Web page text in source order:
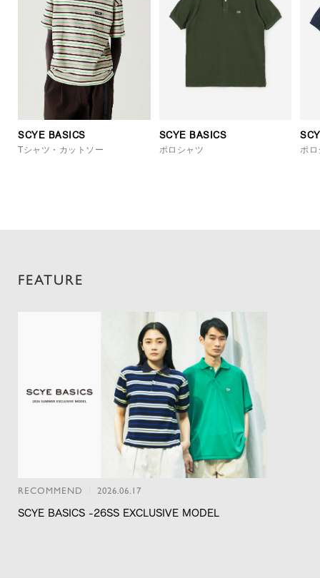
SCYE BASICS
Tシャツ・カットソー
SCYE BASICS
ポロシャツ ポロ
FEATURE
RECOMMEND 2026.06.17
SCYE BASICS -26SS EXCLUSIVE MODEL